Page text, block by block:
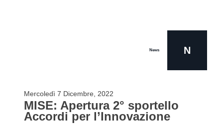
News N
Mercoledì 7 Dicembre, 2022
MISE: Apertura 2° sportello
Accordi per l’Innovazione